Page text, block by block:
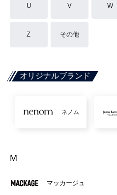
U V W
Z その他
オリジナルブランド
ネノム
M
マッカージュ